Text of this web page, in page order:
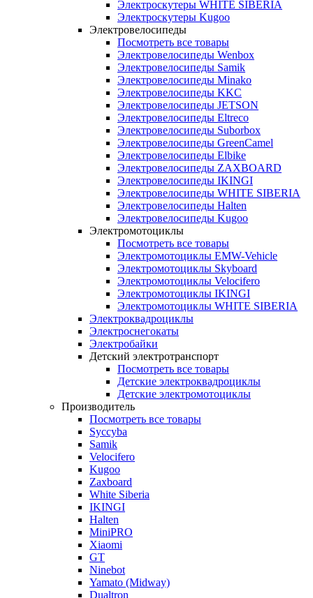
Электроскутеры WHITE SIBERIA
Электроскутеры Kugoo
Электровелосипеды
Посмотреть все товары
Электровелосипеды Wenbox
Электровелосипеды Samik
Электровелосипеды Minako
Электровелосипеды KKC
Электровелосипеды JETSON
Электровелосипеды Eltreco
Электровелосипеды Suborbox
Электровелосипеды GreenCamel
Электровелосипеды Elbike
Электровелосипеды ZAXBOARD
Электровелосипеды IKINGI
Электровелосипеды WHITE SIBERIA
Электровелосипеды Halten
Электровелосипеды Kugoo
Электромотоциклы
Посмотреть все товары
Электромотоциклы EMW-Vehicle
Электромотоциклы Skyboard
Электромотоциклы Velocifero
Электромотоциклы IKINGI
Электромотоциклы WHITE SIBERIA
Электроквадроциклы
Электроснегокаты
Электробайки
Детский электротранспорт
Посмотреть все товары
Детские электроквадроциклы
Детские электромотоциклы
Производитель
Посмотреть все товары
Syccyba
Samik
Velocifero
Kugoo
Zaxboard
White Siberia
IKINGI
Halten
MiniPRO
Xiaomi
GT
Ninebot
Yamato (Midway)
Dualtron